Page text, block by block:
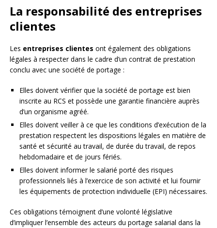
La responsabilité des entreprises
clientes
Les entreprises clientes ont également des obligations
légales à respecter dans le cadre d’un contrat de prestation
conclu avec une société de portage :
Elles doivent vérifier que la société de portage est bien
inscrite au RCS et possède une garantie financière auprès
d’un organisme agréé.
Elles doivent veiller à ce que les conditions d’exécution de la
prestation respectent les dispositions légales en matière de
santé et sécurité au travail, de durée du travail, de repos
hebdomadaire et de jours fériés.
Elles doivent informer le salarié porté des risques
professionnels liés à l’exercice de son activité et lui fournir
les équipements de protection individuelle (EPI) nécessaires.
Ces obligations témoignent d’une volonté législative
d’impliquer l’ensemble des acteurs du portage salarial dans la